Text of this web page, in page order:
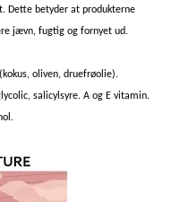
Dette betyder at produkterne
jævn, fugtig og fornyet ud.
oliven, druefrøolie).
salicylsyre. A og E vitamin.